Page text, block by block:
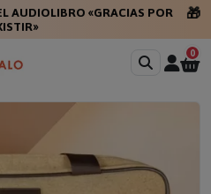
AUDIOLIBRO «GRACIAS POR
🎁
0